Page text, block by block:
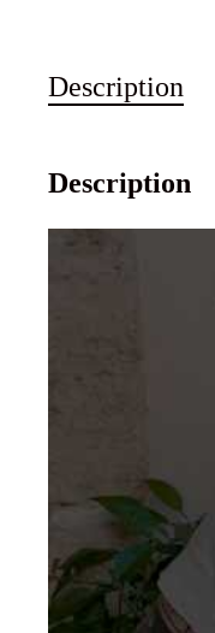
Description
Description